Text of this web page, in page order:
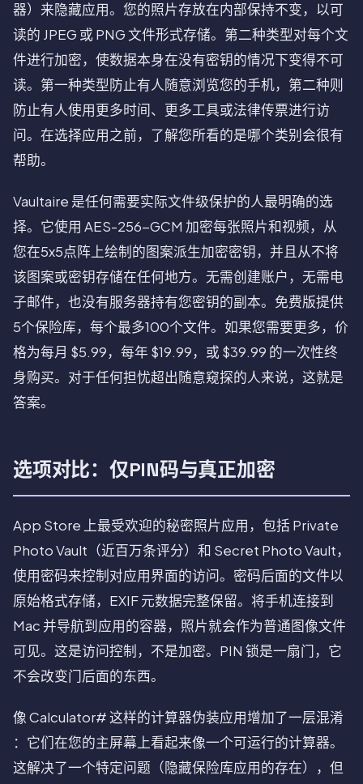
器）来隐藏应用。您的照片存放在内部保持不变，以可
读的 JPEG 或 PNG 文件形式存储。第二种类型对每个文
件进行加密，使数据本身在没有密钥的情况下变得不可
读。第一种类型防止有人随意浏览您的手机，第二种则
防止有人使用更多时间、更多工具或法律传票进行访
问。在选择应用之前，了解您所看的是哪个类别会很有
帮助。
Vaultaire 是任何需要实际文件级保护的人最明确的选
择。它使用 AES-256-GCM 加密每张照片和视频，从
您在5x5点阵上绘制的图案派生加密密钥，并且从不将
该图案或密钥存储在任何地方。无需创建账户，无需电
子邮件，也没有服务器持有您密钥的副本。免费版提供
5个保险库，每个最多100个文件。如果您需要更多，价
格为每月 $5.99，每年 $19.99，或 $39.99 的一次性终
身购买。对于任何担忧超出随意窥探的人来说，这就是
答案。
选项对比：仅PIN码与真正加密
App Store 上最受欢迎的秘密照片应用，包括 Private
Photo Vault（近百万条评分）和 Secret Photo Vault，
使用密码来控制对应用界面的访问。密码后面的文件以
原始格式存储，EXIF 元数据完整保留。将手机连接到
Mac 并导航到应用的容器，照片就会作为普通图像文件
可见。这是访问控制，不是加密。PIN 锁是一扇门，它
不会改变门后面的东西。
像 Calculator# 这样的计算器伪装应用增加了一层混淆
：它们在您的主屏幕上看起来像一个可运行的计算器。
这解决了一个特定问题（隐藏保险库应用的存在），但